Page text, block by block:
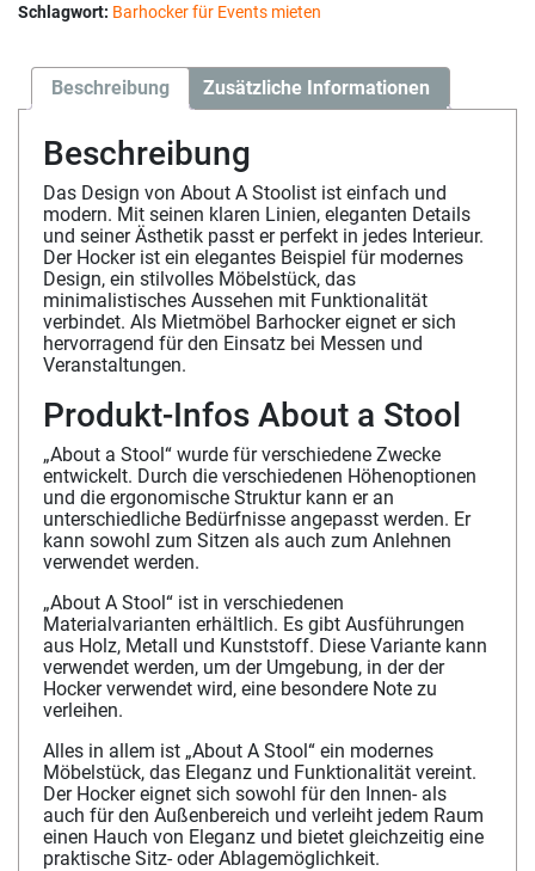
Schlagwort: Barhocker für Events mieten
Beschreibung Zusätzliche Informationen
Beschreibung
Das Design von About A Stoolist ist einfach und
modern. Mit seinen klaren Linien, eleganten Details
und seiner Ästhetik passt er perfekt in jedes Interieur.
Der Hocker ist ein elegantes Beispiel für modernes
Design, ein stilvolles Möbelstück, das
minimalistisches Aussehen mit Funktionalität
verbindet. Als Mietmöbel Barhocker eignet er sich
hervorragend für den Einsatz bei Messen und
Veranstaltungen.
Produkt-Infos About a Stool
„About a Stool“ wurde für verschiedene Zwecke
entwickelt. Durch die verschiedenen Höhenoptionen
und die ergonomische Struktur kann er an
unterschiedliche Bedürfnisse angepasst werden. Er
kann sowohl zum Sitzen als auch zum Anlehnen
verwendet werden.
„About A Stool“ ist in verschiedenen
Materialvarianten erhältlich. Es gibt Ausführungen
aus Holz, Metall und Kunststoff. Diese Variante kann
verwendet werden, um der Umgebung, in der der
Hocker verwendet wird, eine besondere Note zu
verleihen.
Alles in allem ist „About A Stool“ ein modernes
Möbelstück, das Eleganz und Funktionalität vereint.
Der Hocker eignet sich sowohl für den Innen- als
auch für den Außenbereich und verleiht jedem Raum
einen Hauch von Eleganz und bietet gleichzeitig eine
praktische Sitz- oder Ablagemöglichkeit.